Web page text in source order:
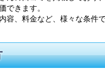
できます。
容、料金など、様々な条件